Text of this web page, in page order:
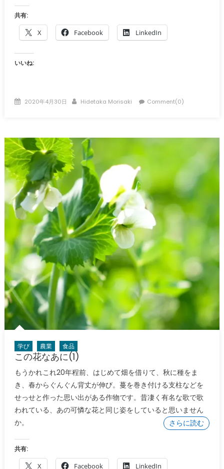
共有:
X Facebook LinkedIn
いいね:
Posted
2020年4月30日 Author
Hidetaka Morisaki Comment(0)
学び 農業 食品
この花なあに(1)
もうかれこれ20年程前、はじめて畑を借りて、秋に種をま
き、春からぐんぐん背丈が伸び。蔓を巻き付ける支柱などを
せっせと作った思い出がある作物です。昔凄く有名な歌で歌
われている、あの可憐な花と同じ姿をしていると思いません
か。
さらに読む
共有:
X Facebook LinkedIn